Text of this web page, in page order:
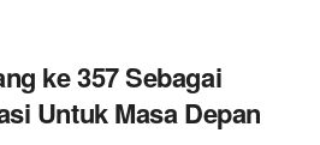
ke 357 Sebagai
Untuk Masa Depan